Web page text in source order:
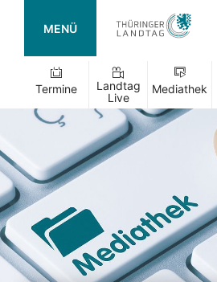
MENÜ
Termine
Landtag
Live
Mediathek